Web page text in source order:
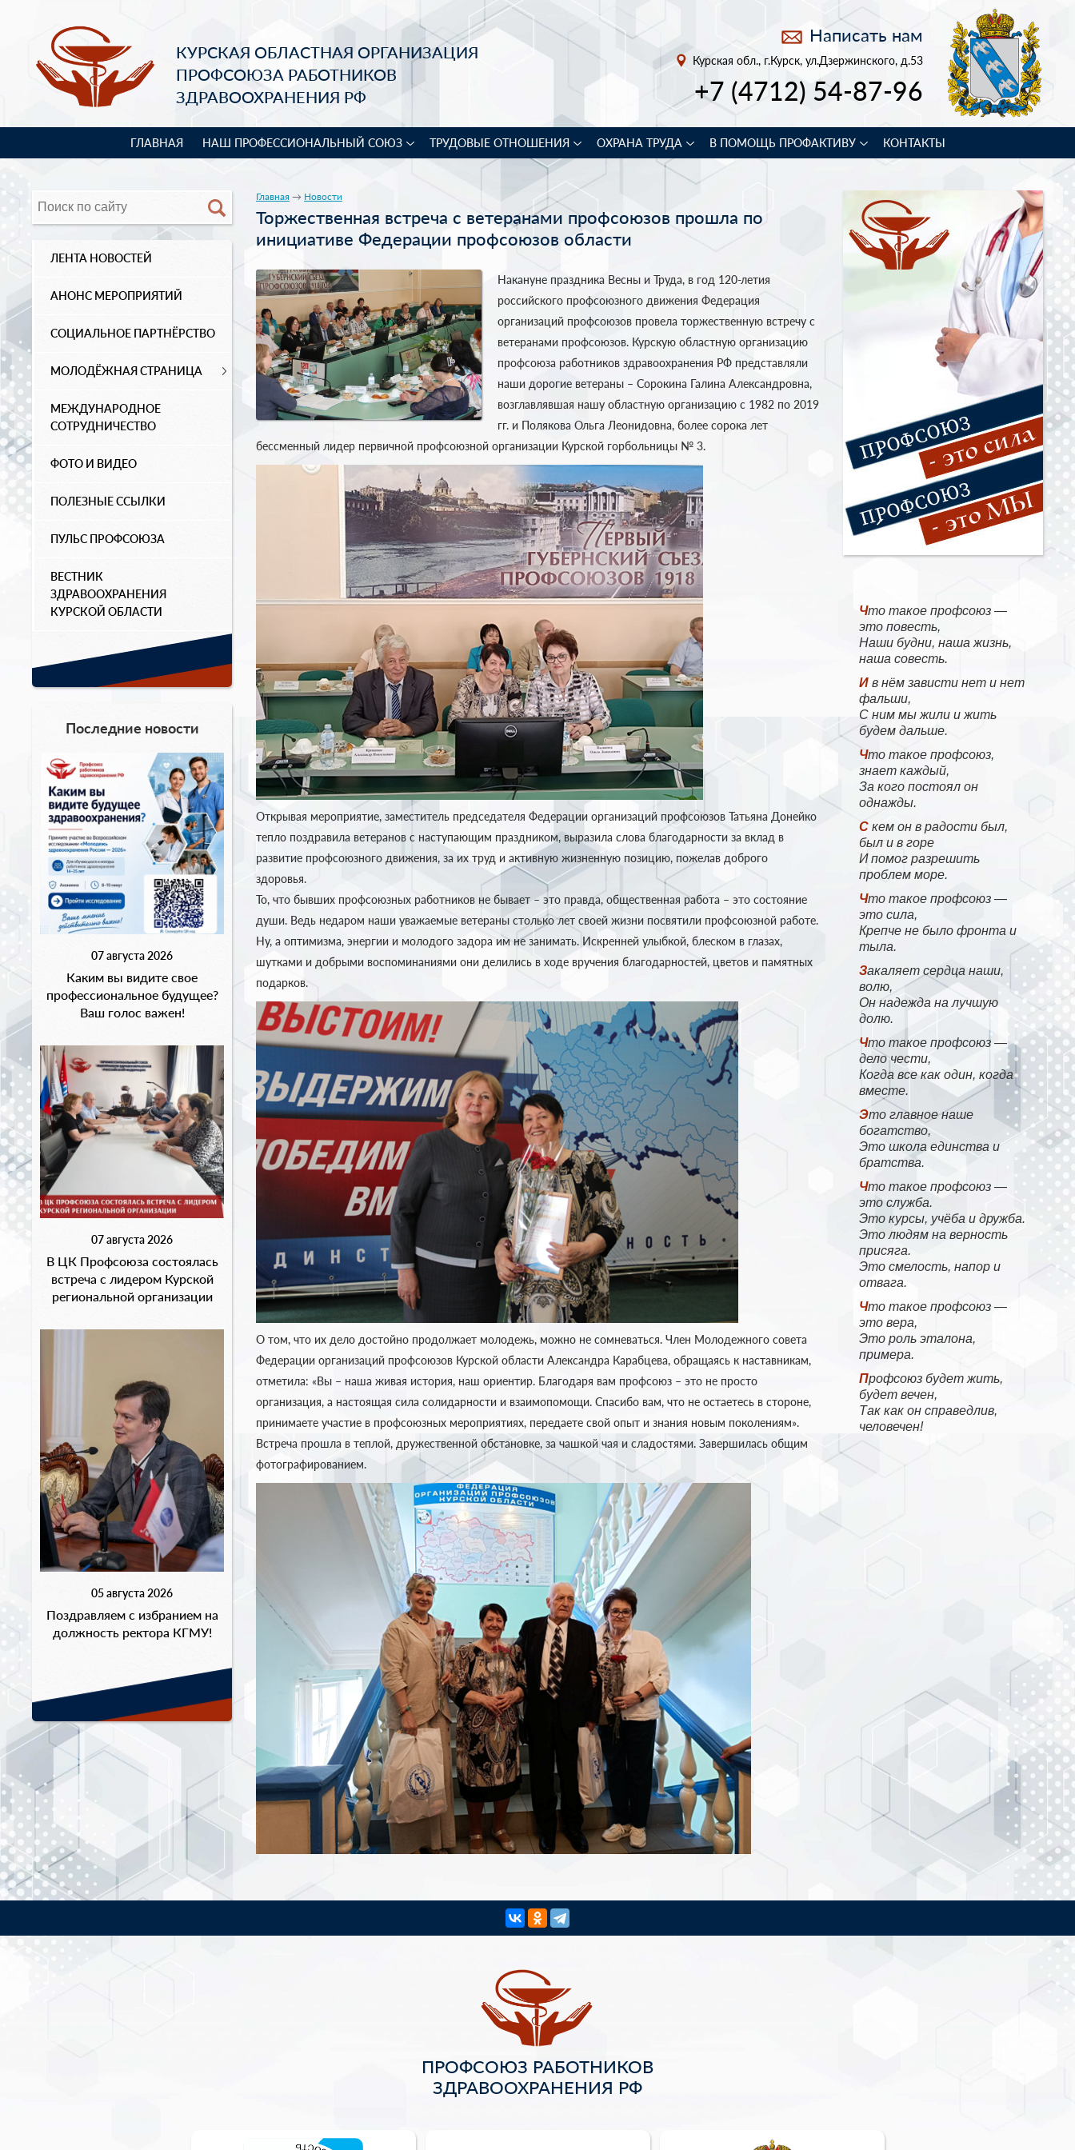
КУРСКАЯ ОБЛАСТНАЯ ОРГАНИЗАЦИЯ
ПРОФСОЮЗА РАБОТНИКОВ
ЗДРАВООХРАНЕНИЯ РФ
Написать нам
Курская обл., г.Курск, ул.Дзержинского, д.53
+7 (4712) 54-87-96
ГЛАВНАЯ НАШ ПРОФЕССИОНАЛЬНЫЙ СОЮЗ ТРУДОВЫЕ ОТНОШЕНИЯ ОХРАНА ТРУДА В ПОМОЩЬ ПРОФАКТИВУ КОНТАКТЫ
ЛЕНТА НОВОСТЕЙ
АНОНС МЕРОПРИЯТИЙ
СОЦИАЛЬНОЕ ПАРТНЁРСТВО
МОЛОДЁЖНАЯ СТРАНИЦА
МЕЖДУНАРОДНОЕ
СОТРУДНИЧЕСТВО
ФОТО И ВИДЕО
ПОЛЕЗНЫЕ ССЫЛКИ
ПУЛЬС ПРОФСОЮЗА
ВЕСТНИК
ЗДРАВООХРАНЕНИЯ
КУРСКОЙ ОБЛАСТИ
Последние новости
07 августа 2026
Каким вы видите свое
профессиональное будущее?
Ваш голос важен!
07 августа 2026
В ЦК Профсоюза состоялась
встреча с лидером Курской
региональной организации
05 августа 2026
Поздравляем с избранием на
должность ректора КГМУ!
Что такое профсоюз —
это повесть,
Наши будни, наша жизнь,
наша совесть.
И в нём зависти нет и нет
фальши,
С ним мы жили и жить
будем дальше.
Что такое профсоюз,
знает каждый,
За кого постоял он
однажды.
С кем он в радости был,
был и в горе
И помог разрешить
проблем море.
Что такое профсоюз —
это сила,
Крепче не было фронта и
тыла.
Закаляет сердца наши,
волю,
Он надежда на лучшую
долю.
Что такое профсоюз —
дело чести,
Когда все как один, когда
вместе.
Это главное наше
богатство,
Это школа единства и
братства.
Что такое профсоюз —
это служба.
Это курсы, учёба и дружба.
Это людям на верность
присяга.
Это смелость, напор и
отвага.
Что такое профсоюз —
это вера,
Это роль эталона,
примера.
Профсоюз будет жить,
будет вечен,
Так как он справедлив,
человечен!
Главная → Новости
Торжественная встреча с ветеранами профсоюзов прошла по
инициативе Федерации профсоюзов области
Накануне праздника Весны и Труда, в год 120-летия
российского профсоюзного движения Федерация
организаций профсоюзов провела торжественную встречу с
ветеранами профсоюзов. Курскую областную организацию
профсоюза работников здравоохранения РФ представляли
наши дорогие ветераны – Сорокина Галина Александровна,
возглавлявшая нашу областную организацию с 1982 по 2019
гг. и Полякова Ольга Леонидовна, более сорока лет
бессменный лидер первичной профсоюзной организации Курской горбольницы № 3.
Открывая мероприятие, заместитель председателя Федерации организаций профсоюзов Татьяна Донейко
тепло поздравила ветеранов с наступающим праздником, выразила слова благодарности за вклад в
развитие профсоюзного движения, за их труд и активную жизненную позицию, пожелав доброго
здоровья.
То, что бывших профсоюзных работников не бывает – это правда, общественная работа – это состояние
души. Ведь недаром наши уважаемые ветераны столько лет своей жизни посвятили профсоюзной работе.
Ну, а оптимизма, энергии и молодого задора им не занимать. Искренней улыбкой, блеском в глазах,
шутками и добрыми воспоминаниями они делились в ходе вручения благодарностей, цветов и памятных
подарков.
О том, что их дело достойно продолжает молодежь, можно не сомневаться. Член Молодежного совета
Федерации организаций профсоюзов Курской области Александра Карабцева, обращаясь к наставникам,
отметила: «Вы – наша живая история, наш ориентир. Благодаря вам профсоюз – это не просто
организация, а настоящая сила солидарности и взаимопомощи. Спасибо вам, что не остаетесь в стороне,
принимаете участие в профсоюзных мероприятиях, передаете свой опыт и знания новым поколениям».
Встреча прошла в теплой, дружественной обстановке, за чашкой чая и сладостями. Завершилась общим
фотографированием.
ПРОФСОЮЗ РАБОТНИКОВ
ЗДРАВООХРАНЕНИЯ РФ